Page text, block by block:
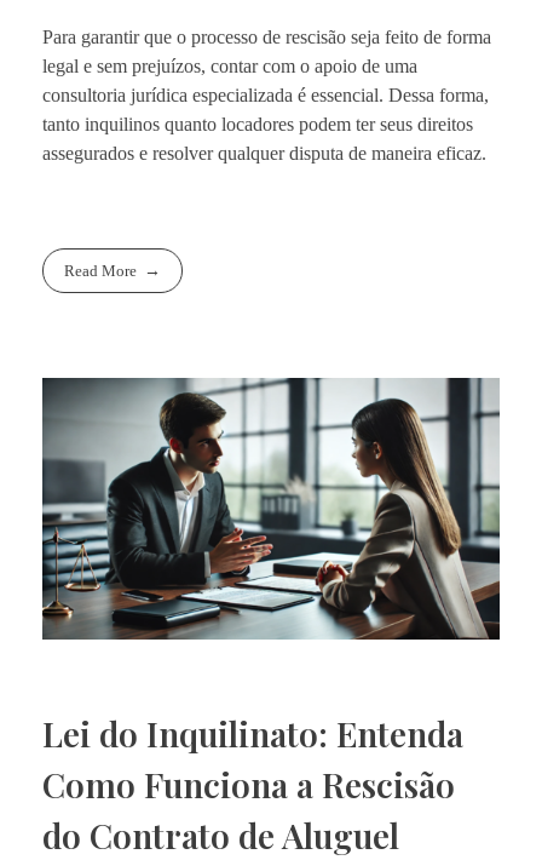
Para garantir que o processo de rescisão seja feito de forma
legal e sem prejuízos, contar com o apoio de uma
consultoria jurídica especializada é essencial. Dessa forma,
tanto inquilinos quanto locadores podem ter seus direitos
assegurados e resolver qualquer disputa de maneira eficaz.
Read More
Lei do Inquilinato: Entenda
Como Funciona a Rescisão
do Contrato de Aluguel